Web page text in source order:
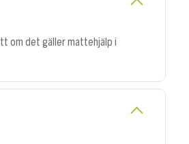
om det gäller mattehjälp i